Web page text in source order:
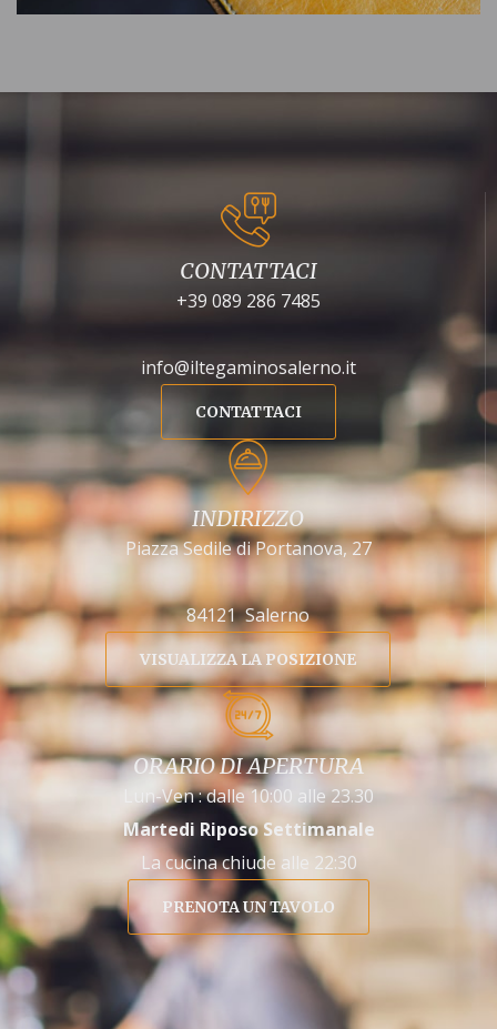
CONTATTACI
+39 089 286 7485
info@iltegaminosalerno.it
CONTATTACI
INDIRIZZO
Piazza Sedile di Portanova, 27
84121 Salerno
VISUALIZZA LA POSIZIONE
ORARIO DI APERTURA
Lun-Ven : dalle 10:00 alle 23.30
Martedi Riposo Settimanale
La cucina chiude alle 22:30
PRENOTA UN TAVOLO